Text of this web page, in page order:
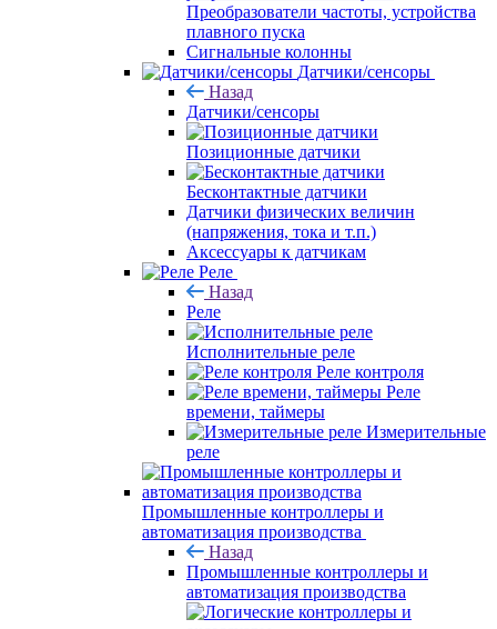
Преобразователи частоты, устройства
плавного пуска
Сигнальные колонны
Датчики/сенсоры
Назад
Датчики/сенсоры
Позиционные датчики
Бесконтактные датчики
Датчики физических величин
(напряжения, тока и т.п.)
Аксессуары к датчикам
Реле
Назад
Реле
Исполнительные реле
Реле контроля
Реле
времени, таймеры
Измерительные
реле
Промышленные контроллеры и
автоматизация производства
Назад
Промышленные контроллеры и
автоматизация производства